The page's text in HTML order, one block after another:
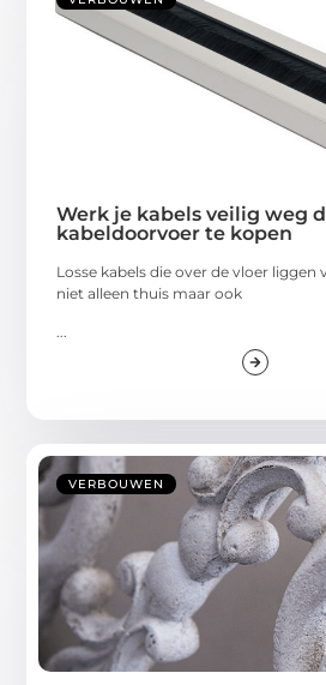
Werk je kabels veilig weg
kabeldoorvoer te kopen
Losse kabels die over de vloer liggen
niet alleen thuis maar ook
VERBOUWEN